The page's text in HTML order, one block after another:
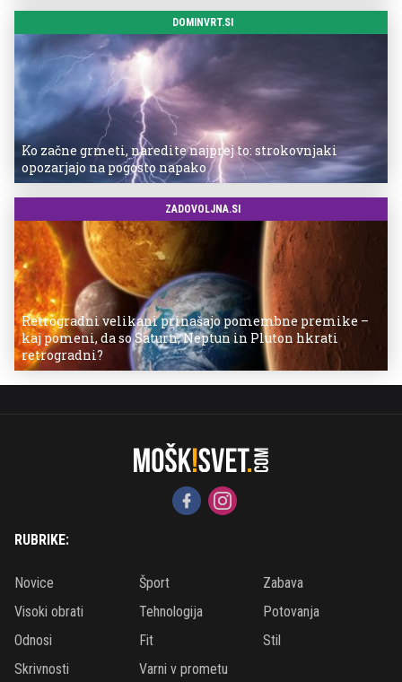
DOMINVRT.SI
Ko začne grmeti, naredite najprej to: strokovnjaki
opozarjajo na pogosto napako
ZADOVOLJNA.SI
Retrogradni velikani prinašajo pomembne premike –
kaj pomeni, da so Saturn, Neptun in Pluton hkrati
retrogradni?
RUBRIKE:
Novice Šport
Zabava
Visoki obrati
Tehnologija
Potovanja
Odnosi
Fit
Stil
Skrivnosti
Varni v prometu